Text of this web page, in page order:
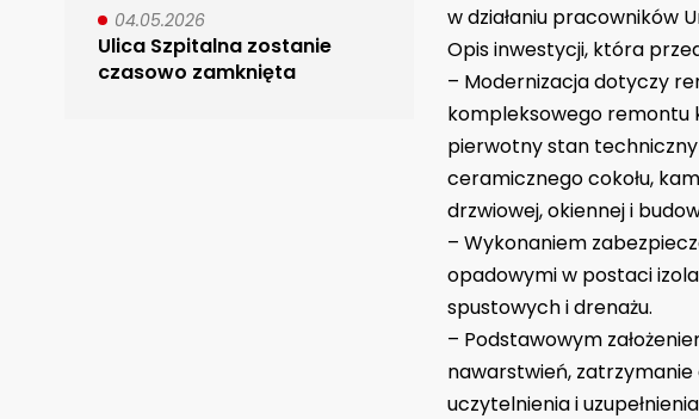
04.05.2026
Ulica Szpitalna zostanie
czasowo zamknięta
w działaniu pracowników
Opis inwestycji, która
– Modernizacja dotyczy
kompleksowego remontu
pierwotny stan
ceramicznego cokołu,
drzwiowej, okiennej i
– Wykonaniem
opadowymi w postaci
spustowych i drenażu.
– Podstawowym
nawarstwień,
uczytelnienia i